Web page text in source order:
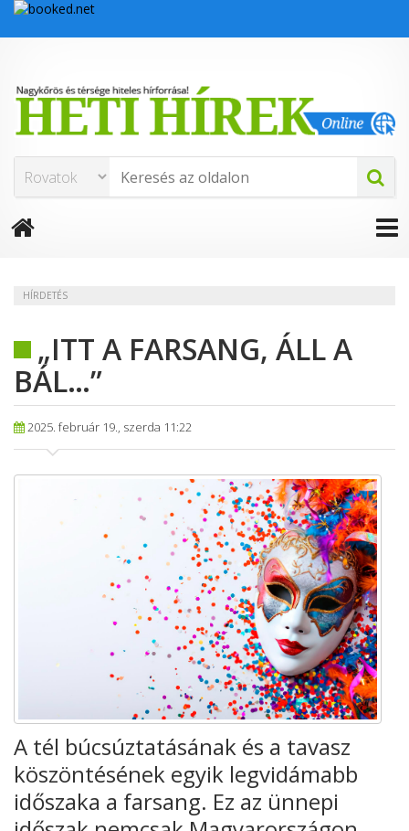
HÍRDETÉS
„ITT A FARSANG, ÁLL A
BÁL…”
2025. február 19., szerda 11:22
A tél búcsúztatásának és a tavasz
köszöntésének egyik legvidámabb
időszaka a farsang. Ez az ünnepi